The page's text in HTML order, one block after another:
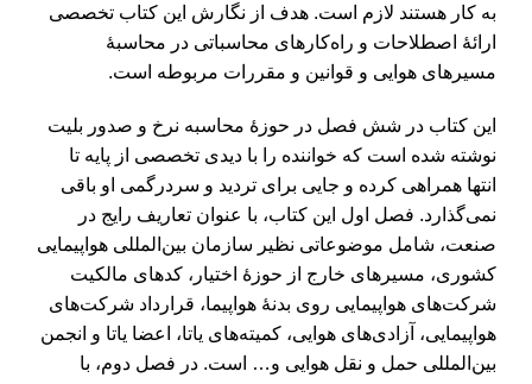
به کار هستند لازم است. هدف از نگارش این کتاب تخصصی
ارائۀ اصطلاحات و راه‌کارهای محاسباتی در محاسبۀ
مسیرهای هوایی و قوانین و مقررات مربوطه است.
این کتاب در شش فصل در حوزۀ محاسبه نرخ و صدور بلیت
نوشته شده است که خواننده را با دیدی تخصصی از پایه تا
انتها همراهی کرده و جایی برای تردید و سردرگمی او باقی
نمی‌گذارد. فصل اول این کتاب، با عنوان تعاریف رایج در
صنعت، شامل موضوعاتی نظیر سازمان بین‌المللی هواپیمایی
کشوری، مسیرهای خارج از حوزۀ اختیار، کدهای مالکیت
شرکت‌های هواپیمایی روی بدنۀ هواپیما، قرارداد شرکت‌های
هواپیمایی، آزادی‌های هوایی، کمیته‌های یاتا، اعضا یاتا و انجمن
بین‌المللی حمل و نقل هوایی و… است. در فصل دوم، با